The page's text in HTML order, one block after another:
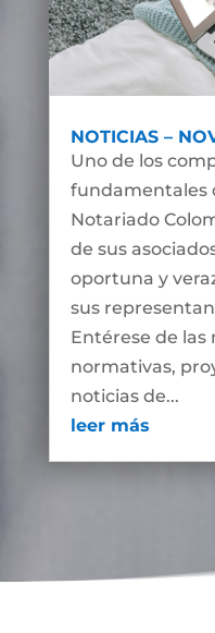
NOTICIAS –
Uno de los
fundamentales
Notariado
de sus
oportuna y
sus
Entérese de las
normativas,
noticias de...
leer más